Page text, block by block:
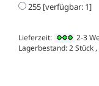
255 [verfügbar: 1]
Lieferzeit: 2-3
Lagerbestand: 2 Stück